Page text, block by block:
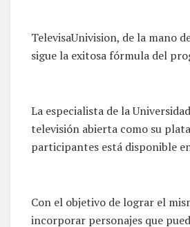
TelevisaUnivision, de la mano
sigue la exitosa fórmula del
La especialista de la
televisión abierta como su
participantes está disponible
Con el objetivo de lograr el
incorporar personajes que